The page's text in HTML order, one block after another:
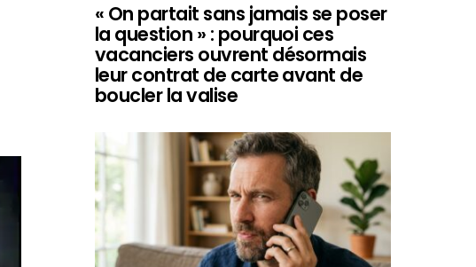
« On partait sans jamais se poser
la question » : pourquoi ces
vacanciers ouvrent désormais
leur contrat de carte avant de
boucler la valise